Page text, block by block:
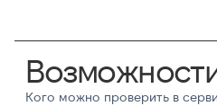
Кого можно проверить в